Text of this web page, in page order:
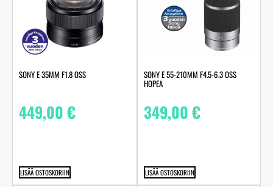
SONY E 35MM F1.8 OSS
449,00€
LISÄÄ OSTOSKORIIN
SONY E 55-210MM F4.5-6.3 OSS
HOPEA
349,00€
LISÄÄ OSTOSKORIIN